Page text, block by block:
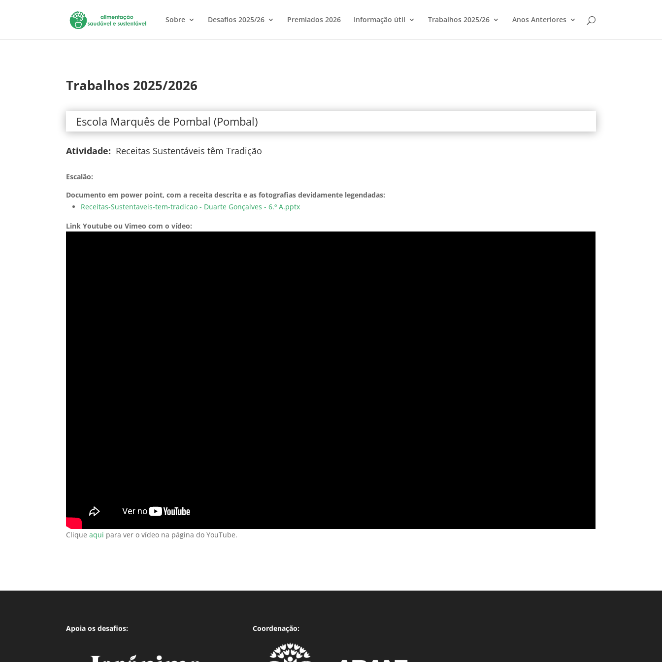
Sobre Desafios 2025/26 Premiados 2026 Informação útil Trabalhos 2025/26 Anos Anteriores
Trabalhos 2025/2026
Escola Marquês de Pombal (Pombal)
Atividade: Receitas Sustentáveis têm Tradição
Escalão:
Documento em power point, com a receita descrita e as fotografias devidamente legendadas:
Receitas-Sustentaveis-tem-tradicao - Duarte Gonçalves - 6.º A.pptx
Link Youtube ou Vimeo com o vídeo:
Cliqueaqui para ver o vídeo na página do YouTube.
Apoia os desafios: Coordenação: